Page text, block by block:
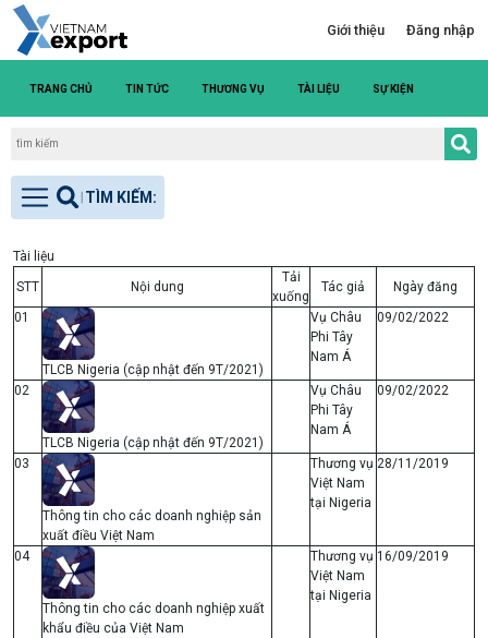
Giới thiệu Đăng nhập
TRANG CHỦ TIN TỨC THƯƠNG VỤ TÀI LIỆU SỰ KIỆN
Tài liệu
STT
Nội dung
Tải
xuống
Tác giả
Ngày đăng
01
TLCB Nigeria (cập nhật đến 9T/2021)
Vụ Châu
Phi Tây
Nam Á
09/02/2022
02
TLCB Nigeria (cập nhật đến 9T/2021)
Vụ Châu
Phi Tây
Nam Á
09/02/2022
03
Thông tin cho các doanh nghiệp sản
xuất điều Việt Nam
Thương vụ
Việt Nam
tại Nigeria
28/11/2019
04
Thông tin cho các doanh nghiệp xuất
khẩu điều của Việt Nam
Thương vụ
Việt Nam
tại Nigeria
16/09/2019